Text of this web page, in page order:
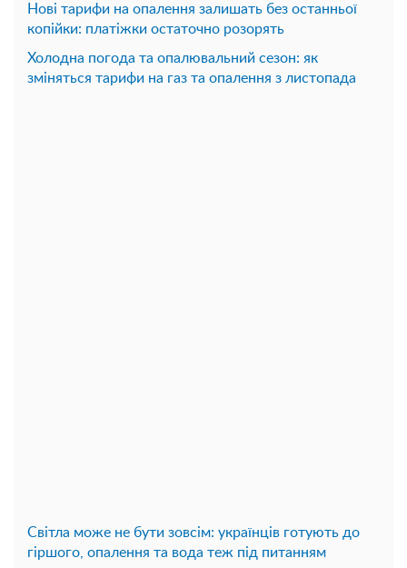
Нові тарифи на опалення залишать без останньої
копійки: платіжки остаточно розорять
Холодна погода та опалювальний сезон: як
зміняться тарифи на газ та опалення з листопада
Світла може не бути зовсім: українців готують до
гіршого, опалення та вода теж під питанням